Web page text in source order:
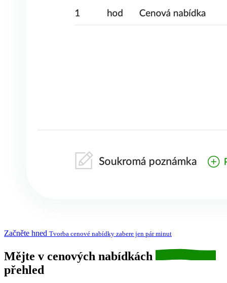
Začněte hned Tvorba cenové nabídky zabere jen pár minut
Mějte v cenových nabídkách
přehled